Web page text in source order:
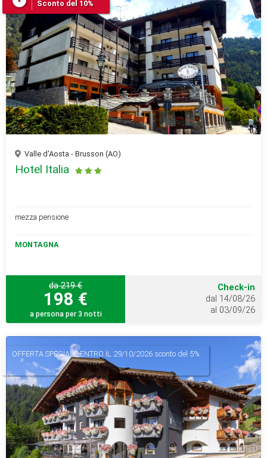
Sconto del 10%
Valle d'Aosta - Brusson (AO)
Hotel Italia
mezza pensione
MONTAGNA
da 219 €
198 €
a persona per 3 notti
Check-in
dal 14/08/26
al 03/09/26
OFFERTA SPECIALE ENTRO IL 29/10/2026 sconto del 5%